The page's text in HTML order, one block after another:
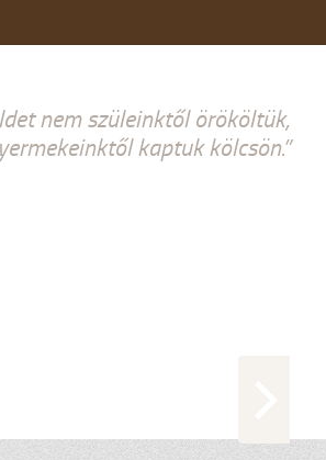
nem szüleinktől örököltük,
kaptuk kölcsön.”